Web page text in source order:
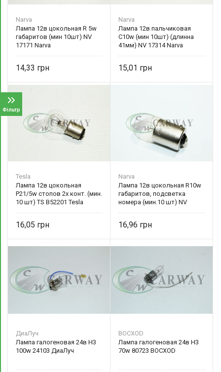
Фільтр
Narva
Лампа 12в цокольная R 5w
габаритов (мин 10шт) NV
17171 Narva
14,33
Narva
Лампа 12в пальчиковая
C10w (мин 10шт) (длинна
41мм) NV 17314 Narva
15,01
Tesla
Лампа 12в цокольная
P21/5w стопов 2х конт. (мин.
10 шт) TS B52201 Tesla
16,05
Narva
Лампа 12в цокольная R10w
габаритов, подсветка
номера (мин.10 шт) NV
16,96
ДиаЛуч
Лампа галогеновая 24в Н3
100w 24103 ДиаЛуч
BOCXOD
Лампа галогеновая 24в Н3
70w 80723 BOCXOD